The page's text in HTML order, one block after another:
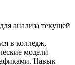
анализа текущей
в колледж,
модели
Навык